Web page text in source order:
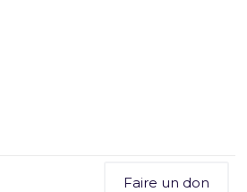
Faire un don